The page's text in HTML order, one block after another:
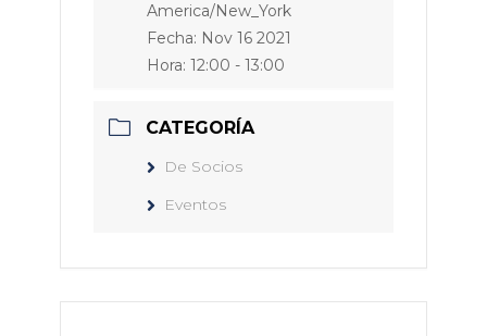
America/New_York
Fecha: Nov 16 2021
Hora: 12:00 - 13:00
CATEGORÍA
De Socios
Eventos